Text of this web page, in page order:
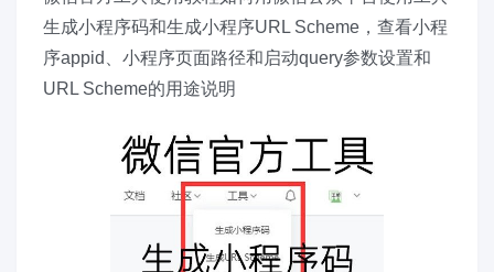
生成小程序码和生成小程序URL Scheme，查看小程
序appid、小程序页面路径和启动query参数设置和
URL Scheme的用途说明